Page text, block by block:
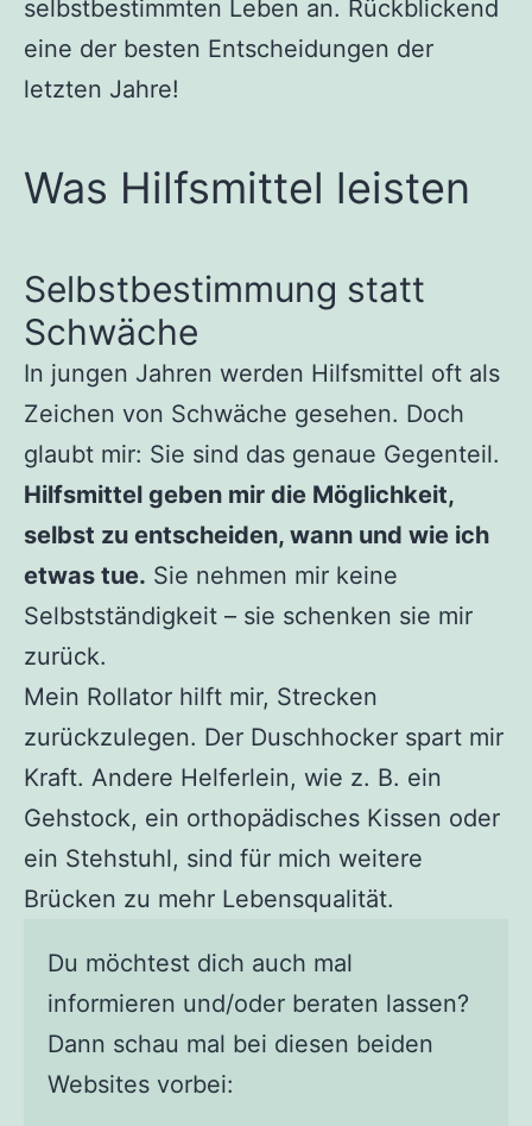
selbstbestimmten Leben an. Rückblickend
eine der besten Entscheidungen der
letzten Jahre!
Was Hilfsmittel leisten
Selbstbestimmung statt
Schwäche
In jungen Jahren werden Hilfsmittel oft als
Zeichen von Schwäche gesehen. Doch
glaubt mir: Sie sind das genaue Gegenteil.
Hilfsmittel geben mir die Möglichkeit,
selbst zu entscheiden, wann und wie ich
etwas tue. Sie nehmen mir keine
Selbstständigkeit – sie schenken sie mir
zurück.
Mein Rollator hilft mir, Strecken
zurückzulegen. Der Duschhocker spart mir
Kraft. Andere Helferlein, wie z. B. ein
Gehstock, ein orthopädisches Kissen oder
ein Stehstuhl, sind für mich weitere
Brücken zu mehr Lebensqualität.
Du möchtest dich auch mal
informieren und/oder beraten lassen?
Dann schau mal bei diesen beiden
Websites vorbei: